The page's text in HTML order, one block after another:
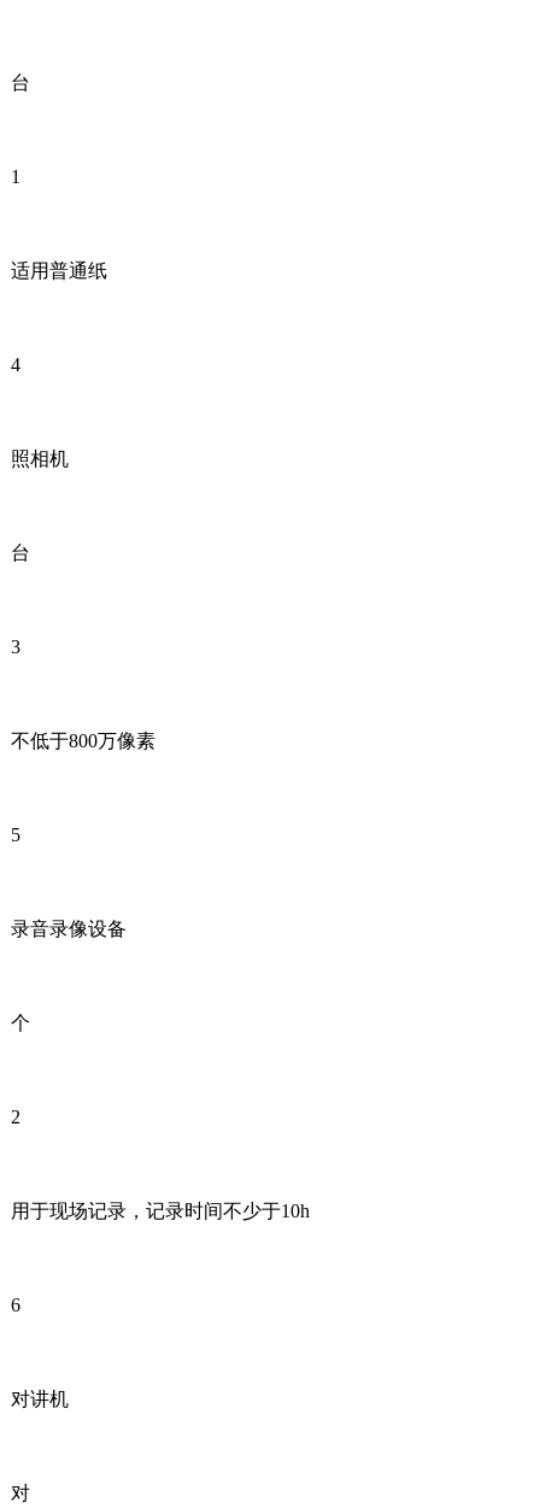
台
1
适用普通纸
4
照相机
台
3
不低于800万像素
5
录音录像设备
个
2
用于现场记录，记录时间不少于10h
6
对讲机
对